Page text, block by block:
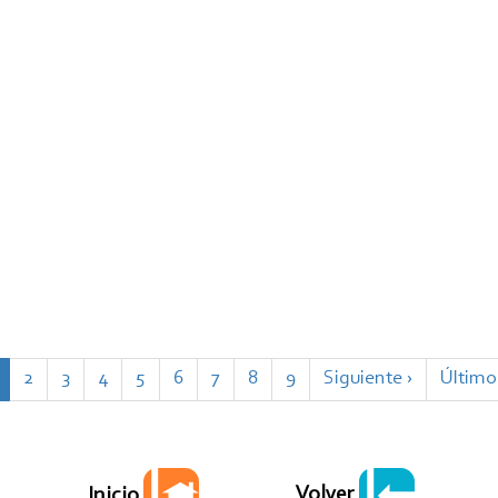
Page
2 Page
3 Page
4 Page
5 Page
6 Page
7 Page
8 Page
9
Siguiente
página
Siguiente ›
Última
página